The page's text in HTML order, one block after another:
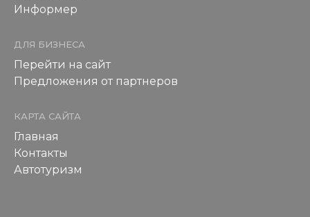
Информер
ДЛЯ БИЗНЕСА
Перейти на сайт
Предложения от партнеров
КАРТА САЙТА
Главная
Контакты
Автотуризм